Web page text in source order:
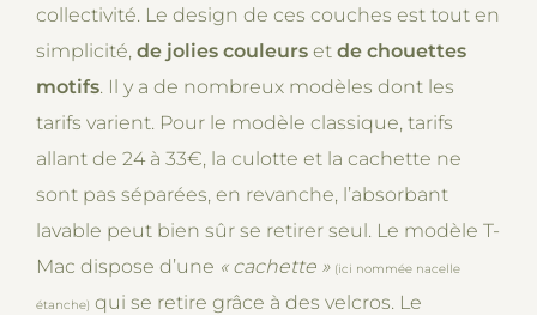
collectivité. Le design de ces couches est tout en
simplicité, de jolies couleurs et de chouettes
motifs. Il y a de nombreux modèles dont les
tarifs varient. Pour le modèle classique, tarifs
allant de 24 à 33€, la culotte et la cachette ne
sont pas séparées, en revanche, l’absorbant
lavable peut bien sûr se retirer seul. Le modèle T-
Mac dispose d’une « cachette » (ici nommée nacelle
étanche) qui se retire grâce à des velcros. Le